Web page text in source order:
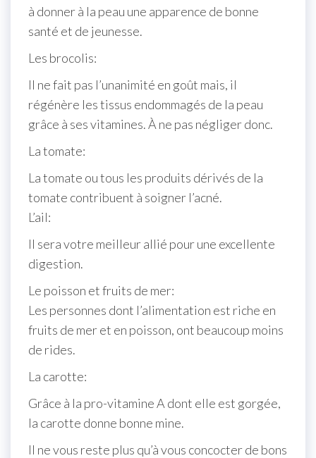
à donner à la peau une apparence de bonne
santé et de jeunesse.
Les brocolis:
Il ne fait pas l’unanimité en goût mais, il
régénère les tissus endommagés de la peau
grâce à ses vitamines. À ne pas négliger donc.
La tomate:
La tomate ou tous les produits dérivés de la
tomate contribuent à soigner l’acné.
L’ail:
Il sera votre meilleur allié pour une excellente
digestion.
Le poisson et fruits de mer:
Les personnes dont l’alimentation est riche en
fruits de mer et en poisson, ont beaucoup moins
de rides.
La carotte:
Grâce à la pro-vitamine A dont elle est gorgée,
la carotte donne bonne mine.
Il ne vous reste plus qu’à vous concocter de bons